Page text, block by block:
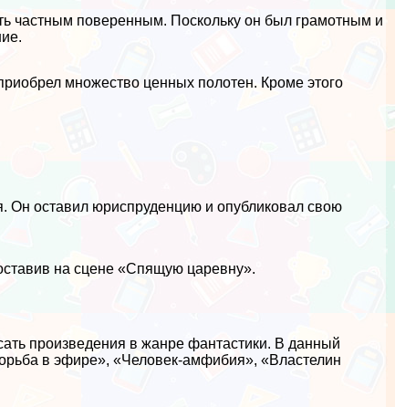
частным поверенным. Поскольку он был грамотным и
множество ценных полотен. Кроме этого
Он оставил юриспруденцию и опубликовал свою
на сцене «Спящую царевну».
произведения в жанре фантастики. В данный
в эфире», «Человек-амфибия», «Властелин